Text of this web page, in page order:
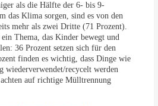
als die Hälfte der 6- bis 9-
das Klima sorgen, sind es von den
mehr als zwei Dritte (71 Prozent).
Thema, das Kinder bewegt und
36 Prozent setzen sich für den
finden es wichtig, dass Dinge wie
wiederverwendet/recycelt werden
auf richtige Mülltrennung